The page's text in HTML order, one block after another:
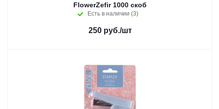
FlowerZefir 1000 скоб
Есть в наличии (3)
250руб./шт